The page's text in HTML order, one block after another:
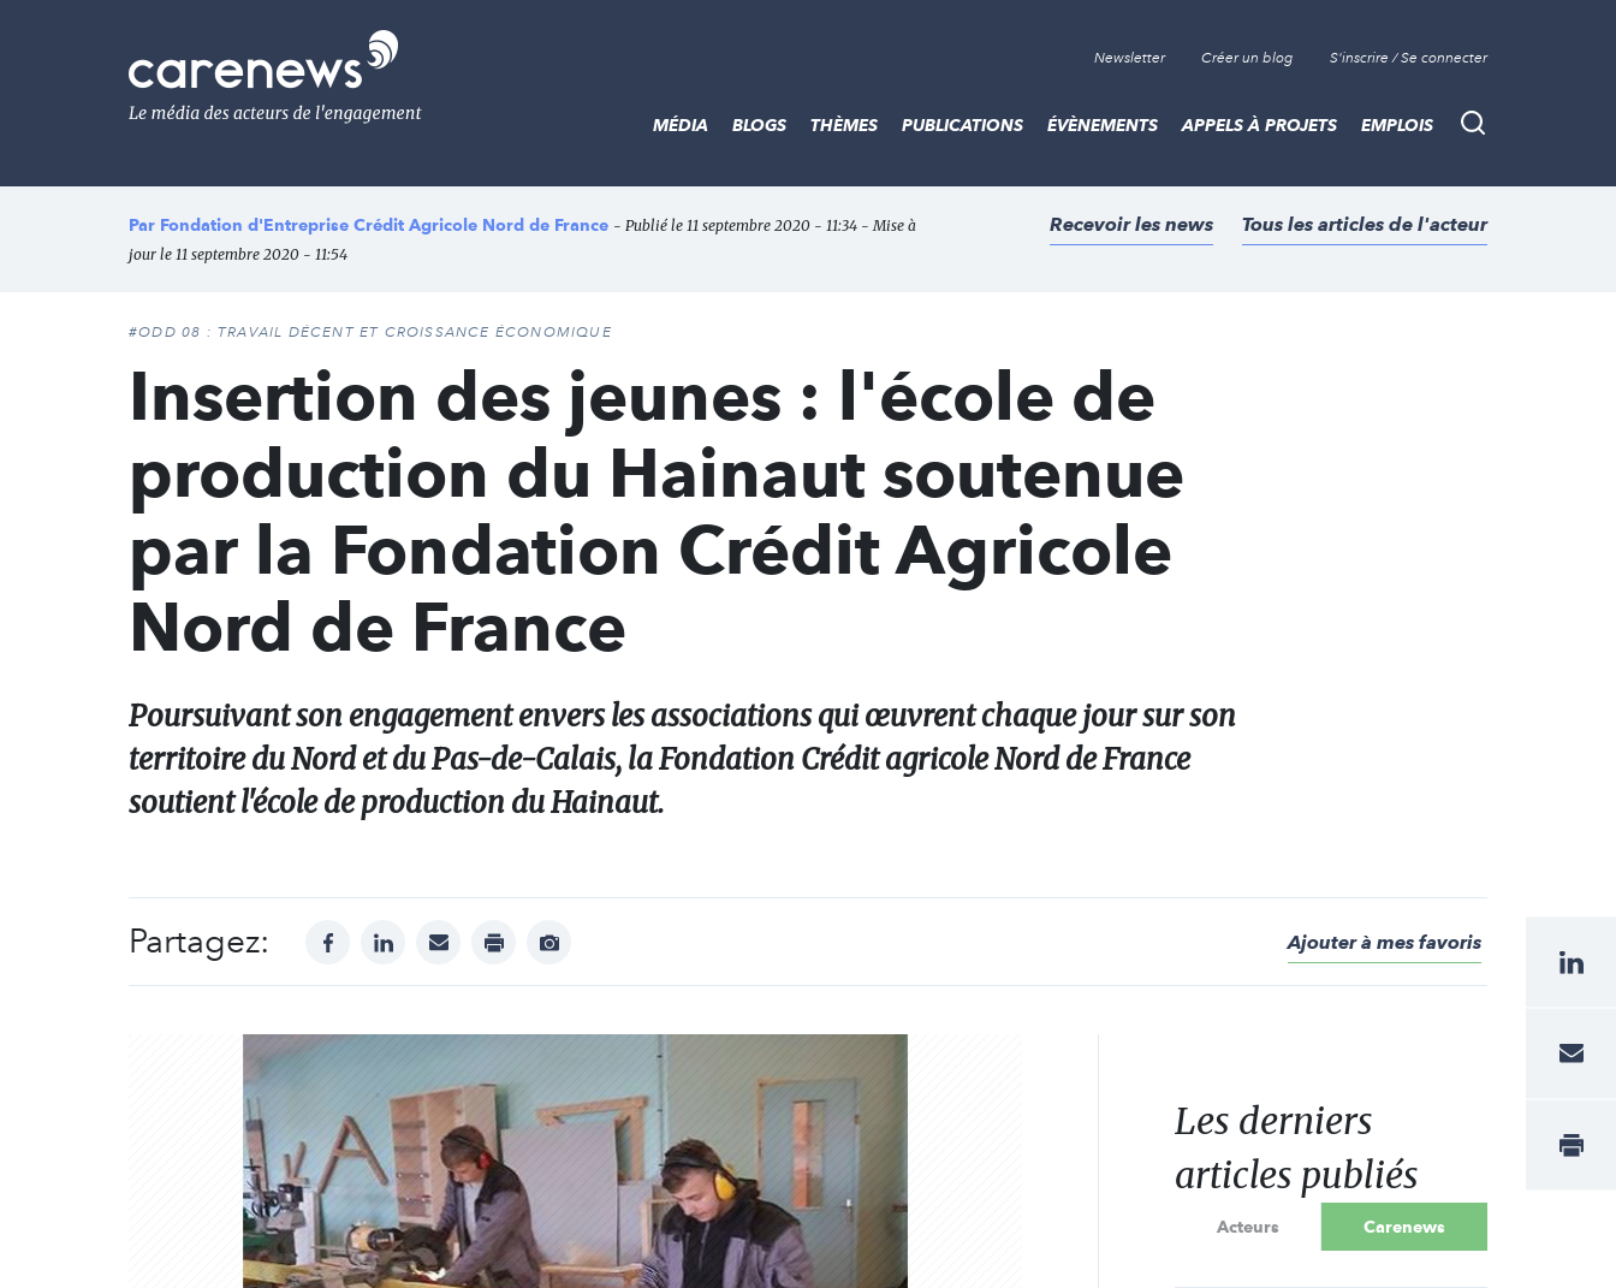
Le
média
de
l'engagement
Newsletter Créer un blog S'inscrire / Se connecter
Recherche
MÉDIA BLOGS THÈMES PUBLICATIONS ÉVÈNEMENTS APPELS À PROJETS EMPLOIS
Par Fondation d'Entreprise Crédit Agricole Nord de France - Publié le 11 septembre 2020 - 11:34 - Mise à
jour le 11 septembre 2020 - 11:54
Recevoir les news Tous les articles de l'acteur
#ODD 08 : TRAVAIL DÉCENT ET CROISSANCE ÉCONOMIQUE
Insertion des jeunes : l'école de
production du Hainaut soutenue
par la Fondation Crédit Agricole
Nord de France
Poursuivant son engagement envers les associations qui œuvrent chaque jour sur son
territoire du Nord et du Pas-de-Calais, la Fondation Crédit agricole Nord de France
soutient l'école de production du Hainaut.
Partagez: facebooklinkedinmail print
Afficher
Ajouter à mes favoris
Les derniers
articles publiés
Acteurs Carenews